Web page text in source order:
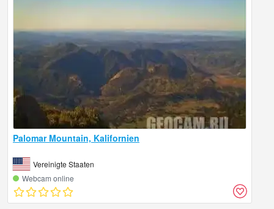
Palomar Mountain, Kalifornien
Vereinigte Staaten
Webcam online